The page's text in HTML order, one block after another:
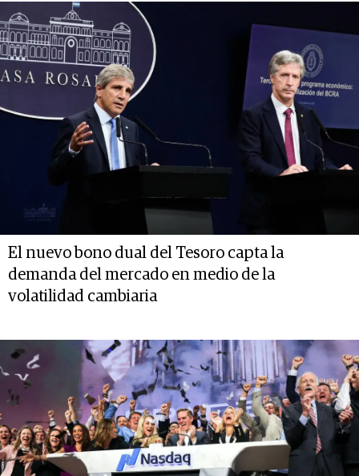
El nuevo bono dual del Tesoro capta la
demanda del mercado en medio de la
volatilidad cambiaria